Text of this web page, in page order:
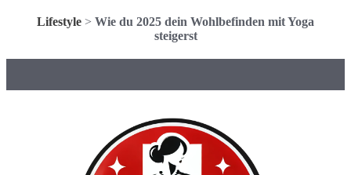
Lifestyle > Wie du 2025 dein Wohlbefinden mit Yoga
steigerst